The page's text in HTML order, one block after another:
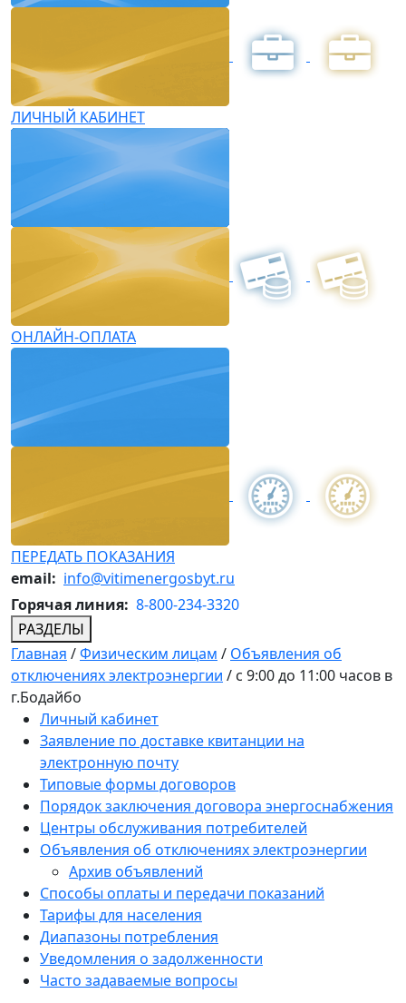
ЛИЧНЫЙ КАБИНЕТ
ОНЛАЙН-ОПЛАТА
ПЕРЕДАТЬ ПОКАЗАНИЯ
email: info@vitimenergosbyt.ru
Горячая линия: 8-800-234-3320
РАЗДЕЛЫ
Главная /Физическим лицам / Объявления об
отключениях электроэнергии / с 9:00 до 11:00 часов в
г.Бодайбо
Личный кабинет
Заявление по доставке квитанции на
электронную почту
Типовые формы договоров
Порядок заключения договора энергоснабжения
Центры обслуживания потребителей
Объявления об отключениях электроэнергии
Архив объявлений
Способы оплаты и передачи показаний
Тарифы для населения
Диапазоны потребления
Уведомления о задолженности
Часто задаваемые вопросы